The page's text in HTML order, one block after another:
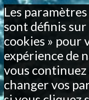
Les
sont définis sur
cookies »
expérience de
vous continuez
changer vos